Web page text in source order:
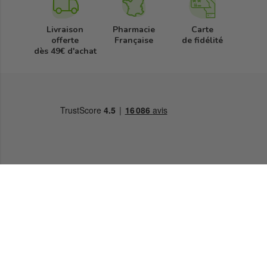
Livraison
offerte
dès 49€ d'achat
Pharmacie
Française
Carte
de fidélité